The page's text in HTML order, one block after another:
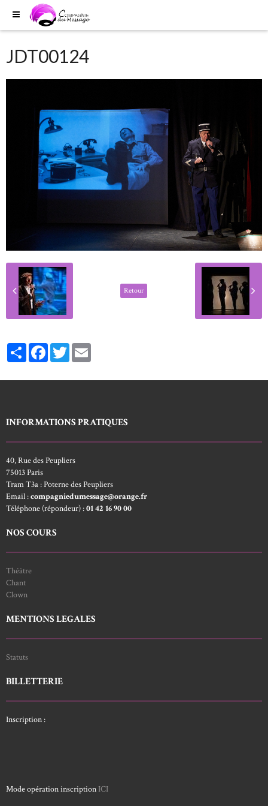
JDT00124
Retour
PartagerFacebookTwitter
INFORMATIONS PRATIQUES
40, Rue des Peupliers
75013 Paris
Tram T3a : Poterne des Peupliers
Email :compagniedumessage@orange.fr
Téléphone (répondeur) :01 42 16 90 00
NOS COURS
Théâtre
Chant
Clown
MENTIONS LEGALES
Statuts
BILLETTERIE
Inscription :
Mode opération inscription ICI